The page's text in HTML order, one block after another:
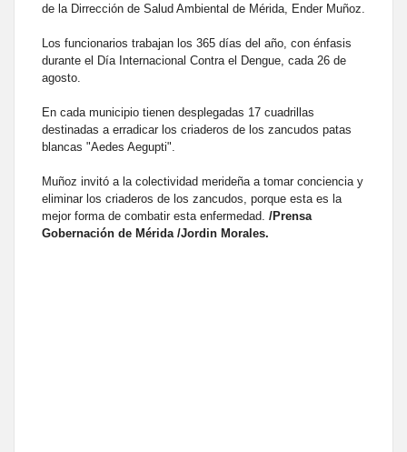
de la Dirrección de Salud Ambiental de Mérida, Ender Muñoz.
Los funcionarios trabajan los 365 días del año, con énfasis
durante el Día Internacional Contra el Dengue, cada 26 de
agosto.
En cada municipio tienen desplegadas 17 cuadrillas
destinadas a erradicar los criaderos de los zancudos patas
blancas "Aedes Aegupti".
Muñoz invitó a la colectividad merideña a tomar conciencia y
eliminar los criaderos de los zancudos, porque esta es la
mejor forma de combatir esta enfermedad. /Prensa
Gobernación de Mérida /Jordin Morales.